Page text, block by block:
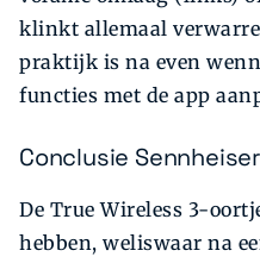
klinkt allemaal
praktijk is na even
functies met de app
Conclusie
De True Wireless 3-
hebben, weliswaar na